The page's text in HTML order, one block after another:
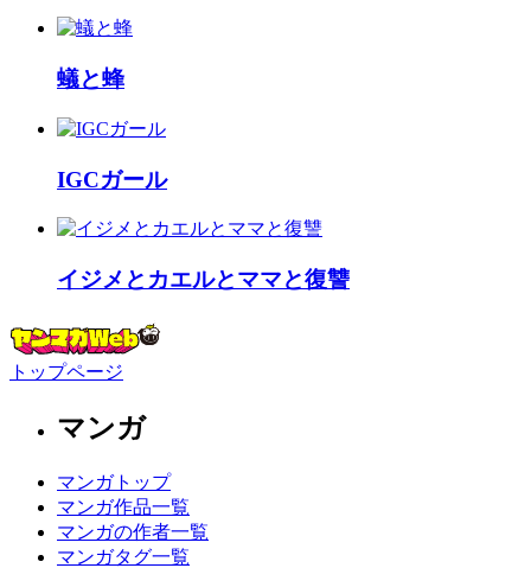
蟻と蜂
IGCガール
イジメとカエルとママと復讐
トップページ
マンガ
マンガトップ
マンガ作品一覧
マンガの作者一覧
マンガタグ一覧